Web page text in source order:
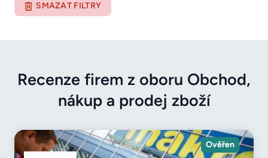
SMAZAT FILTRY
Recenze firem z oboru Obchod,
nákup a prodej zboží
Ověřen